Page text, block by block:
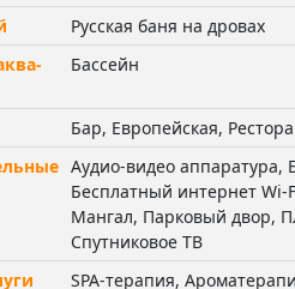
Русская баня на дровах
Бассейн
Бар, Европейская,
Аудио-видео аппаратура,
Бесплатный интернет Wi-
Мангал, Парковый двор,
Спутниковое ТВ
SPA-терапия,